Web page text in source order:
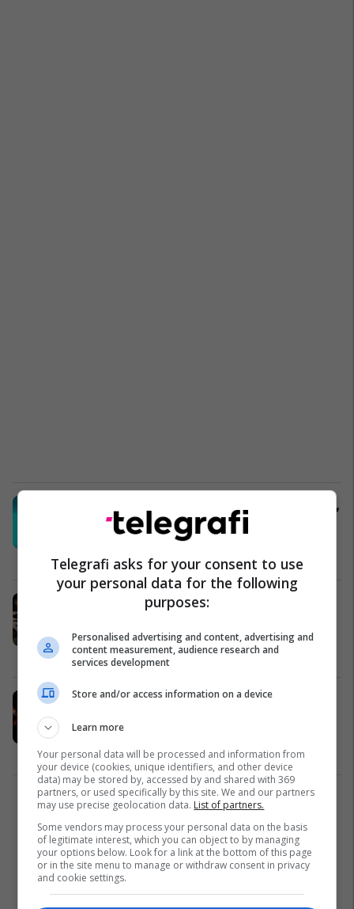
Vdes një turiste finlandeze në Vlorë,
u transportua me urgjencë në spital
pas një zhytjeje
Shqipëri
Disa persona rrihen me pesë
arrestohen dy të dyshuar
Shqipëri 21/07/2026
Atentati në Elbasan, reagon policia:
hodhi armën në tokë
Shqipëri 21/07/2026
2
Telegrafi asks for your consent to use
your personal data for the following
purposes:
Personalised advertising and content, advertising and
content measurement, audience research and
services development
Store and/or access information on a device
Learn more
Your personal data will be processed and information from
your device (cookies, unique identifiers, and other device
data) may be stored by, accessed by and shared with 369
partners, or used specifically by this site. We and our partners
may use precise geolocation data. List of partners.
Some vendors may process your personal data on the basis
of legitimate interest, which you can object to by managing
your options below. Look for a link at the bottom of this page
or in the site menu to manage or withdraw consent in privacy
and cookie settings.